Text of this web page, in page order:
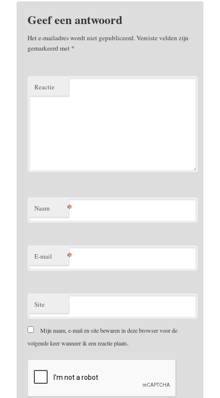
Geef een antwoord
Het e-mailadres wordt niet gepubliceerd.Vereiste velden zijn
gemarkeerd met *
Reactie
Naam *
E-mail *
Site
Mijn naam, e-mail en site bewaren in deze browser voor de
volgende keer wanneer ik een reactie plaats.